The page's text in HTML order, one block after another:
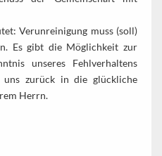
Verunreinigung muss (soll)
Es gibt die Möglichkeit zur
unseres Fehlverhaltens
uns zurück in die glückliche
Herrn.